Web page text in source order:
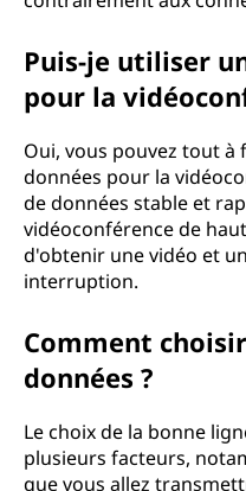
Puis-je utiliser
pour la
Oui, vous pouvez tout
données pour la
de données stable et
vidéoconférence de
d'obtenir une vidéo et
interruption.
Comment
données ?
Le choix de la bonne
plusieurs facteurs,
que vous allez